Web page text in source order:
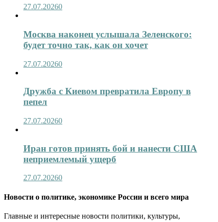
27.07.20260
Москва наконец услышала Зеленского:
будет точно так, как он хочет
27.07.20260
Дружба с Киевом превратила Европу в
пепел
27.07.20260
Иран готов принять бой и нанести США
неприемлемый ущерб
27.07.20260
Новости о политике, экономике России и всего мира
Главные и интересные новости политики, культуры,